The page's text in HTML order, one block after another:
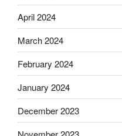
April 2024
March 2024
February 2024
January 2024
December 2023